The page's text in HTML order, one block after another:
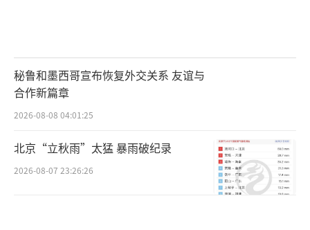
秘鲁和墨西哥宣布恢复外交关系 友谊与
合作新篇章
2026-08-08 04:01:25
北京“立秋雨”太猛 暴雨破纪录
2026-08-07 23:26:26